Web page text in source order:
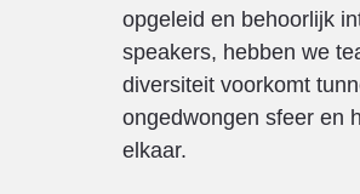
opgeleid en behoorlijk
speakers, hebben we
diversiteit voorkomt
ongedwongen sfeer en
elkaar.